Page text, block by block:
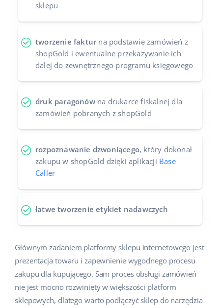
sklepu
tworzenie faktur na podstawie zamówień z
shopGold i ewentualne przekazywanie ich
dalej do zewnętrznego programu księgowego
druk paragonówna drukarce fiskalnej dla
zamówień pobranych z shopGold
rozpoznawanie dzwoniącego, który dokonał
zakupu w shopGold dzięki aplikacji Base
Caller
łatwe tworzenie etykiet nadawczych
Głównym zadaniem platformy sklepu internetowego jest
prezentacja towaru i zapewnienie wygodnego procesu
zakupu dla kupującego. Sam proces obsługi zamówień
nie jest mocno rozwinięty w większości platform
sklepowych, dlatego warto podłączyć sklep do narzędzia